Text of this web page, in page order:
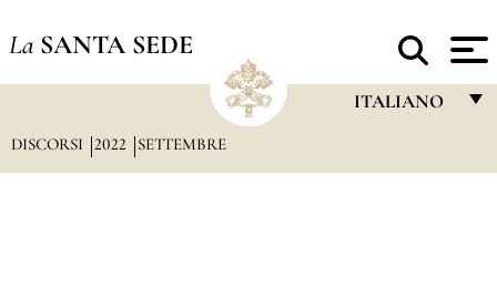
La SANTA SEDE
ITALIANO
DISCORSI 2022 SETTEMBRE